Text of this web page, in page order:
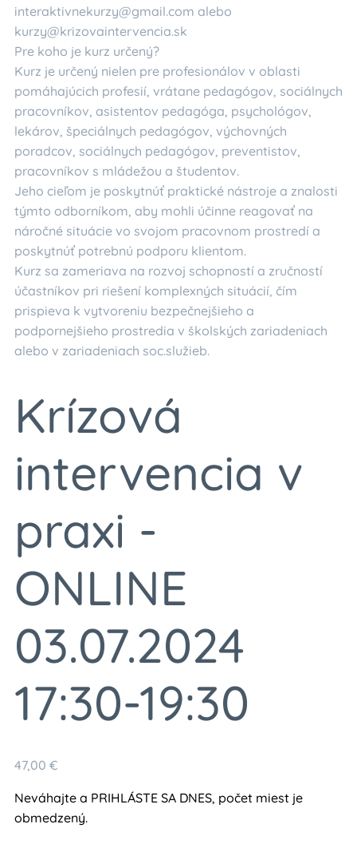
interaktivnekurzy@gmail.com alebo
kurzy@krizovaintervencia.sk
Pre koho je kurz určený?
Kurz je určený nielen pre profesionálov v oblasti
pomáhajúcich profesií, vrátane pedagógov, sociálnych
pracovníkov, asistentov pedagóga, psychológov,
lekárov, špeciálnych pedagógov, výchovných
poradcov, sociálnych pedagógov, preventistov,
pracovníkov s mládežou a študentov.
Jeho cieľom je poskytnúť praktické nástroje a znalosti
týmto odborníkom, aby mohli účinne reagovať na
náročné situácie vo svojom pracovnom prostredí a
poskytnúť potrebnú podporu klientom.
Kurz sa zameriava na rozvoj schopností a zručností
účastníkov pri riešení komplexných situácií, čím
prispieva k vytvoreniu bezpečnejšieho a
podpornejšieho prostredia v školských zariadeniach
alebo v zariadeniach soc.služieb.
Krízová
intervencia v
praxi -
ONLINE
03.07.2024
17:30-19:30
47,00 €
Neváhajte a PRIHLÁSTE SA DNES, počet miest je
obmedzený.